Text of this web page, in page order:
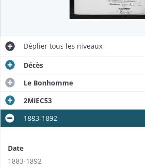
Déplier tous les niveaux
Décès
Le Bonhomme
2MiEC53
1883-1892
Date
1883-1892